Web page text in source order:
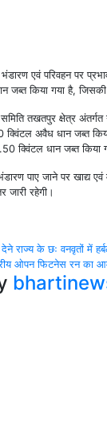
एवं परिवहन पर
जब्त किया गया है,
तखतपुर क्षेत्र
अवैध धान जब्त किया
क्विंटल धान जब्त किया
पाए जाने पर खाद्य एवं
जारी रहेगी।
देने राज्य के छः वनवृतों में
ओपन फिटनेस रन का